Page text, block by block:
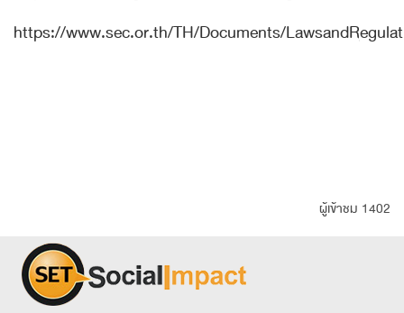
https://www.sec.or.th/TH/Documents/
ผู้เข้าชม 1402